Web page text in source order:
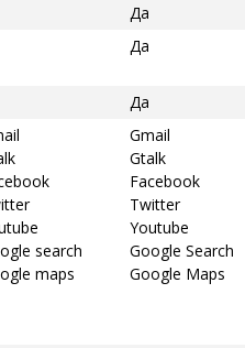
Да
Да
Да
search
maps
Gmail
Gtalk
Facebook
Twitter
Youtube
Google Search
Google Maps